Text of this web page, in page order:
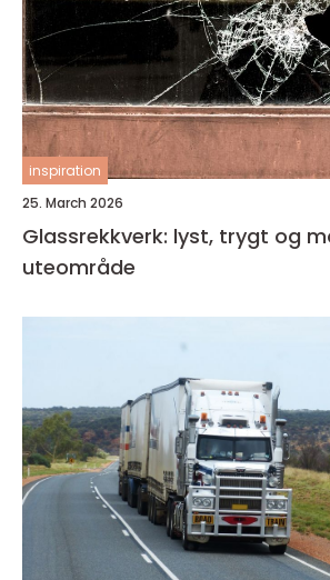
inspiration
25. March 2026
Glassrekkverk: lyst, trygt og
uteområde